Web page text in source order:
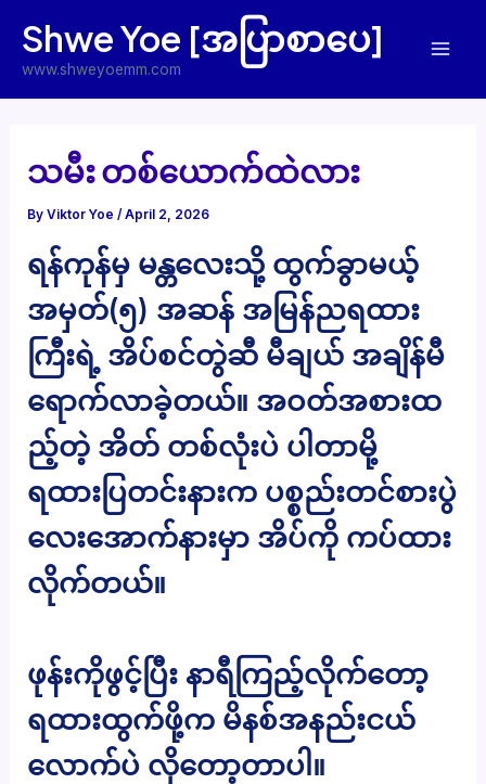
content
Shwe Yoe [အပြာစာပေ]
www.shweyoemm.com
သမီး တစ်ယောက်ထဲလား
ByViktor Yoe/April 2, 2026
ရန်ကုန်မှ မန္တလေးသို့ ထွက်ခွာမယ့်
အမှတ်(၅) အဆန် အမြန်ညရထား
ကြီးရဲ့ အိပ်စင်တွဲဆီ မီချယ် အချိန်မီ
ရောက်လာခဲ့တယ်။ အဝတ်အစားထ
ည့်တဲ့ အိတ် တစ်လုံးပဲ ပါတာမို့
ရထားပြတင်းနားက ပစ္စည်းတင်စားပွဲ
လေးအောက်နားမှာ အိပ်ကို ကပ်ထား
လိုက်တယ်။
ဖုန်းကိုဖွင့်ပြီး နာရီကြည့်လိုက်တော့
ရထားထွက်ဖို့က မိနစ်အနည်းငယ်
လောက်ပဲ လိုတော့တာပါ။